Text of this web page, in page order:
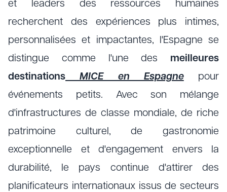
et leaders des ressources humaines
recherchent des expériences plus intimes,
personnalisées et impactantes, l'Espagne se
distingue comme l'une des meilleures
destinations MICE en Espagnepour
événements petits. Avec son mélange
d'infrastructures de classe mondiale, de riche
patrimoine culturel, de gastronomie
exceptionnelle et d'engagement envers la
durabilité, le pays continue d'attirer des
planificateurs internationaux issus de secteurs